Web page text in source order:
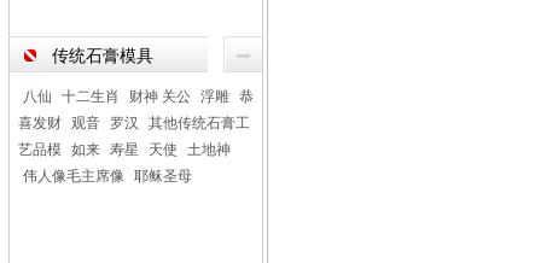
传统石膏模具
八仙 十二生肖 财神 关公 浮雕 恭
喜发财 观音 罗汉
其他传统石膏工
艺品模 如来 寿星 天使
土地神
伟人像毛主席像 耶稣圣母